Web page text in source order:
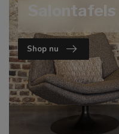
Salontafels
Shop nu